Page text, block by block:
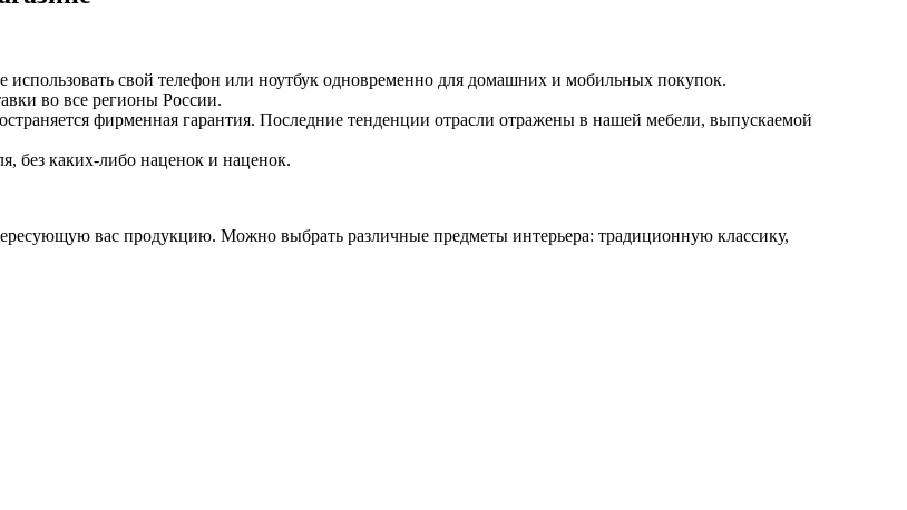
свой телефон или ноутбук одновременно для домашних и мобильных покупок.
во все регионы России.
фирменная гарантия. Последние тенденции отрасли отражены в нашей мебели, выпускаемой
без каких-либо наценок и наценок.
вас продукцию. Можно выбрать различные предметы интерьера: традиционную классику,